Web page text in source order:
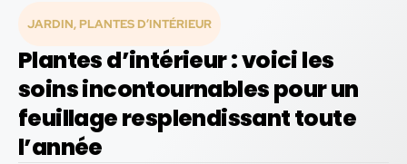
JARDIN, PLANTES D’INTÉRIEUR
Plantes d’intérieur : voici les
soins incontournables pour un
feuillage resplendissant toute
l’année